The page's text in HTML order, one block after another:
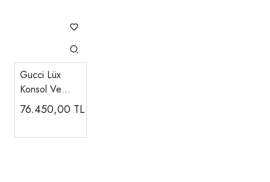
Gucci Lüx
Konsol Ve
Aynası
76.450,00 TL